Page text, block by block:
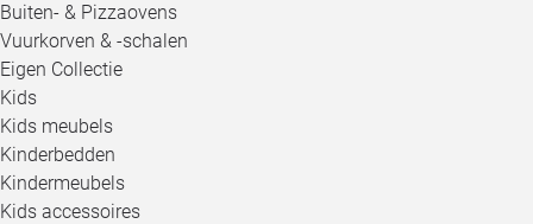
Buiten- & Pizzaovens
Vuurkorven & -schalen
Eigen Collectie
Kids
Kids meubels
Kinderbedden
Kindermeubels
Kids accessoires